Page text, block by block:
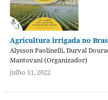
Agricultura irrigada no
Alysson Paolinelli, Durval
Mantovani (Organizador)
julho 11, 2022